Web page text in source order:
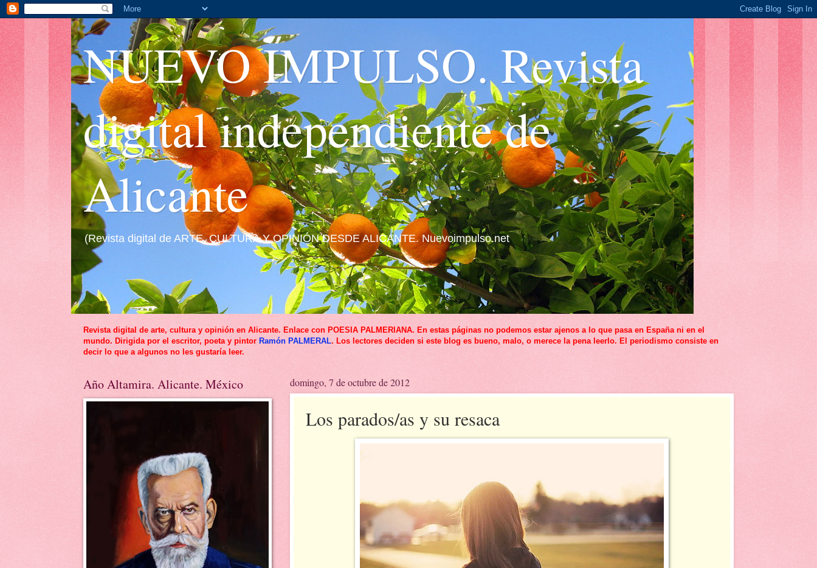
NUEVO IMPULSO. Revista
digital independiente de
Alicante
(Revista digital de ARTE, CULTURA Y OPINIÓN DESDE ALICANTE. Nuevoimpulso.net
Revista digital de arte, cultura y opinión en Alicante. Enlace con POESIA PALMERIANA. En estas páginas no podemos estar ajenos a lo que pasa en España ni en el
mundo. Dirigida por el escritor, poeta y pintor Ramón PALMERAL. Los lectores deciden si este blog es bueno, malo, o merece la pena leerlo. El periodismo consiste en
decir lo que a algunos no les gustaría leer.
domingo, 7 de octubre de 2012
Los parados/as y su resaca
Año Altamira. Alicante. México